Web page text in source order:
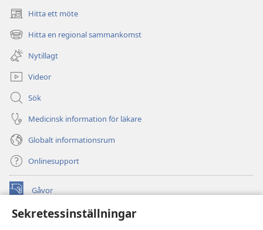
Sekretessinställningar
Hitta ett möte
(öppnar
nytt
fönster)
Hitta en regional sammankomst
(öppnar
nytt
fönster)
Nytillagt
Videor
Sök
Medicinsk information för läkare
Globalt informationsrum
Onlinesupport
Gåvor
(öppnar
fönster) Watchtower ONLINE LIBRARY™